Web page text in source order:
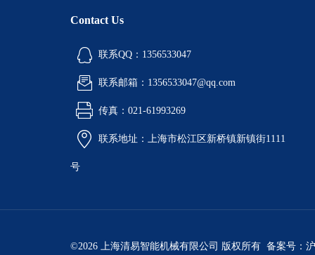
Contact Us
联系QQ：1356533047
联系邮箱：1356533047@qq.com
传真：021-61993269
联系地址：上海市松江区新桥镇新镇街1111
号
©2026 上海清易智能机械有限公司 版权所有 备案号：